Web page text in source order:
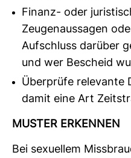
Finanz- oder
Zeugenaussagen
Aufschluss darüber
und wer Bescheid
Überprüfe relevante
damit eine Art
MUSTER ERKENNEN
Bei sexu­ellem